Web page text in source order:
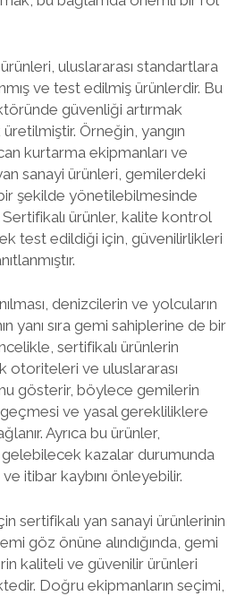
uluslararası standartlara
ve test edilmiş ürünlerdir. Bu
güvenliği artırmak
Örneğin, yangın
kurtarma ekipmanları ve
sanayi ürünleri, gemilerdeki
şekilde yönetilebilmesinde
ürünler, kalite kontrol
test edildiği için, güvenilirlikleri
denizcilerin ve yolcuların
yanı sıra gemi sahiplerine de bir
sertifikalı ürünlerin
otoriteleri ve uluslararası
gösterir, böylece gemilerin
ve yasal gerekliliklere
Ayrıca bu ürünler,
kazalar durumunda
itibar kaybını önleyebilir.
sertifikalı yan sanayi ürünlerinin
göz önüne alındığında, gemi
kaliteli ve güvenilir ürünleri
Doğru ekipmanların seçimi,